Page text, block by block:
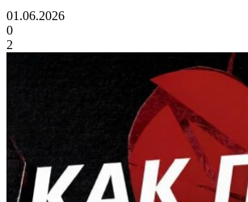
01.06.2026
0
2